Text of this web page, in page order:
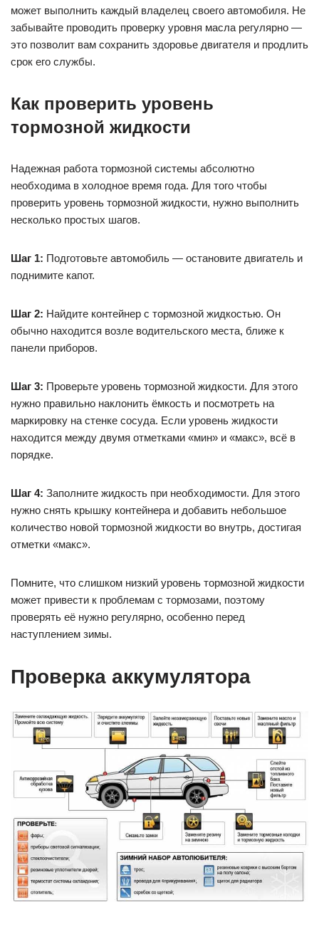
может выполнить каждый владелец своего автомобиля. Не
забывайте проводить проверку уровня масла регулярно —
это позволит вам сохранить здоровье двигателя и продлить
срок его службы.
Как проверить уровень
тормозной жидкости
Надежная работа тормозной системы абсолютно
необходима в холодное время года. Для того чтобы
проверить уровень тормозной жидкости, нужно выполнить
несколько простых шагов.
Шаг 1: Подготовьте автомобиль — остановите двигатель и
поднимите капот.
Шаг 2: Найдите контейнер с тормозной жидкостью. Он
обычно находится возле водительского места, ближе к
панели приборов.
Шаг 3: Проверьте уровень тормозной жидкости. Для этого
нужно правильно наклонить ёмкость и посмотреть на
маркировку на стенке сосуда. Если уровень жидкости
находится между двумя отметками «мин» и «макс», всё в
порядке.
Шаг 4: Заполните жидкость при необходимости. Для этого
нужно снять крышку контейнера и добавить небольшое
количество новой тормозной жидкости во внутрь, достигая
отметки «макс».
Помните, что слишком низкий уровень тормозной жидкости
может привести к проблемам с тормозами, поэтому
проверять её нужно регулярно, особенно перед
наступлением зимы.
Проверка аккумулятора